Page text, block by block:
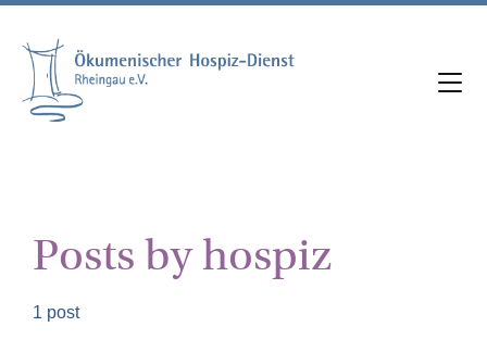
Skip
content
Skip
main
navigation
Skip
footer
Posts by hospiz
1 post